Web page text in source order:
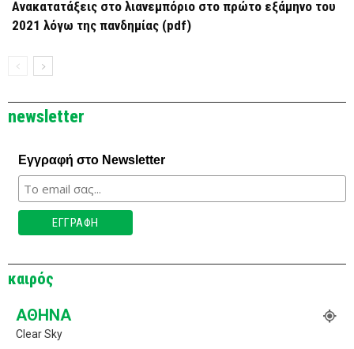
Ανακατατάξεις στο λιανεμπόριο στο πρώτο εξάμηνο του
2021 λόγω της πανδημίας (pdf)
newsletter
Εγγραφή στο Newsletter
καιρός
ΑΘΉΝΑ
Clear Sky